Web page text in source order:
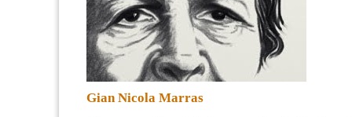
Gian Nicola Marras